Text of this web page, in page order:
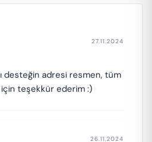
27.11.2024
desteğin adresi resmen, tüm
için teşekkür ederim :)
26.11.2024